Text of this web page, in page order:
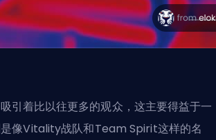
引着比以往更多的观众，这主要得益于一
像Vitality战队和Team Spirit这样的名